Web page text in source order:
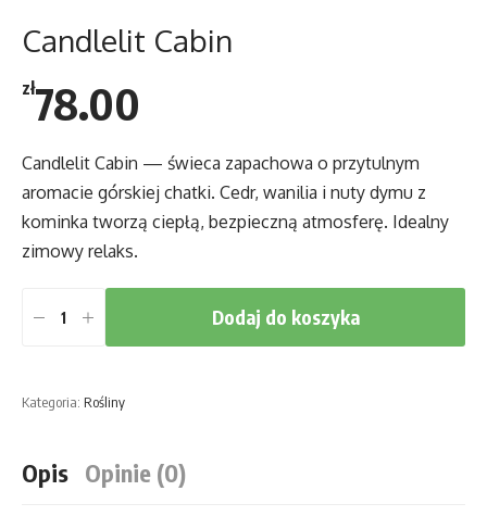
Candlelit Cabin
zł78.00
Candlelit Cabin — świeca zapachowa o przytulnym
aromacie górskiej chatki. Cedr, wanilia i nuty dymu z
kominka tworzą ciepłą, bezpieczną atmosferę. Idealny
zimowy relaks.
Dodaj do koszyka
Kategoria: Rośliny
Opis Opinie (0)